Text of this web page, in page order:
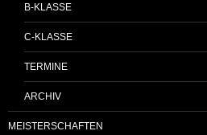
B-KLASSE
C-KLASSE
TERMINE
ARCHIV
MEISTERSCHAFTEN